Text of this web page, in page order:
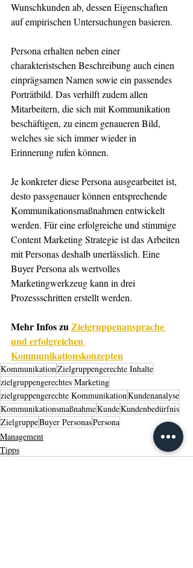
Wunschkunden ab, dessen Eigenschaften
auf empirischen Untersuchungen basieren.
Persona erhalten neben einer
charakteristschen Beschreibung auch einen
einprägsamen Namen sowie ein passendes
Porträtbild. Das verhilft zudem allen
Mitarbeitern, die sich mit Kommunikation
beschäftigen, zu einem genaueren Bild,
welches sie sich immer wieder in
Erinnerung rufen können.
Je konkreter diese Persona ausgearbeitet ist,
desto passgenauer können entsprechende
Kommunikationsmaßnahmen entwickelt
werden. Für eine erfolgreiche und stimmige
Content Marketing Strategie ist das Arbeiten
mit Personas deshalb unerlässlich. Eine
Buyer Persona als wertvolles
Marketingwerkzeug kann in drei
Prozessschritten erstellt werden.
Mehr Infos zu Zielgruppenansprache
und erfolgreichen
Kommunikationskonzepten
KommunikationZielgruppengerechte Inhalte
zielgruppengerechtes Marketing
zielgruppengerechte KommunikationKundenanalyse
KommunikationsmaßnahmeKundeKundenbedürfnis
ZielgruppeBuyer PersonasPersona
Management
Tipps